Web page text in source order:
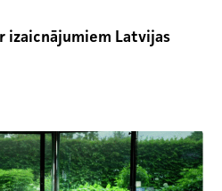
izaicnājumiem Latvijas